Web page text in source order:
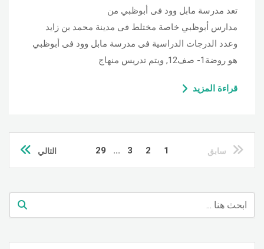
تعد مدرسة مابل وود فى أبوظبي من
مدارس أبوظبي خاصة مختلط فى مدينة محمد بن زايد
وعدد الدرجات الدراسية فى مدرسة مابل وود فى أبوظبي
هو روضة1- صف12, ويتم تدريس منهاج
قراءة المزيد
سابق 1
2
3
...
29 التالي